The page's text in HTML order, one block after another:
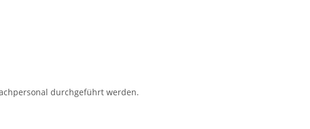
durchgeführt werden.